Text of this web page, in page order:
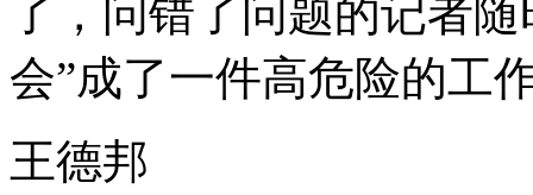
了，问错了问题的记者
会”成了一件高危险的工
王德邦